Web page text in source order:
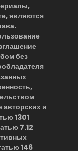
являются
без
и
1301
7.12
146